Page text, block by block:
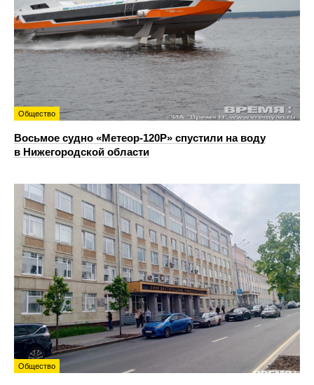
Общество
Восьмое судно «Метеор-120Р» спустили на воду
в Нижегородской области
Общество